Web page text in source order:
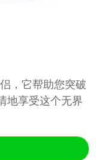
，它帮助您突破
地享受这个无界